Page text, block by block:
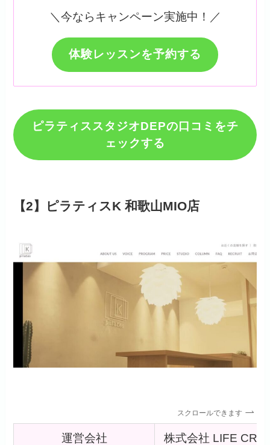
＼今ならキャンペーン実施中！／
体験レッスンを予約する
ピラティススタジオDEPの口コミをチ
ェックする
【2】ピラティスK 和歌山MIO店
スクロールできます
運営会社 株式会社 LIFE